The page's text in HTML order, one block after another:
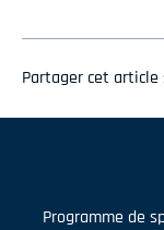
Partager cet article
Programme de